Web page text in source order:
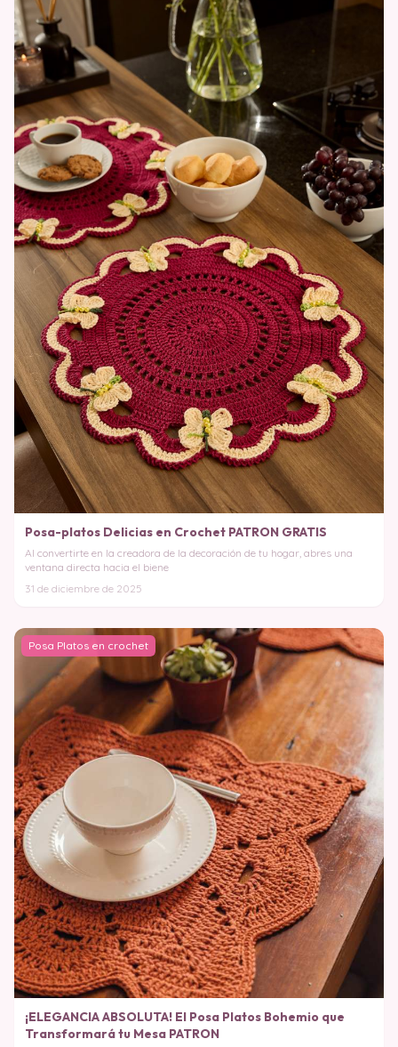
Posa-platos Delicias en Crochet PATRON GRATIS
Al convertirte en la creadora de la decoración de tu hogar, abres una
ventana directa hacia el biene
31 de diciembre de 2025
Posa Platos en crochet
¡ELEGANCIA ABSOLUTA! El Posa Platos Bohemio que
Transformará tu Mesa PATRON